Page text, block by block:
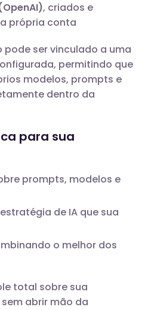
, criados e
própria conta
ser vinculado a uma
permitindo que
modelos, prompts e
dentro da
para sua
prompts, modelos e
de IA que sua
o melhor dos
total sobre sua
abrir mão da